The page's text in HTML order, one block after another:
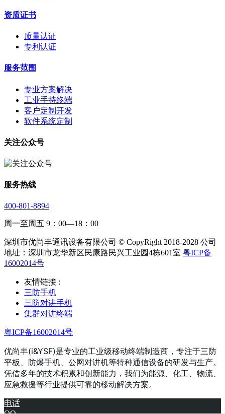
资质证书
质量认证
专利认证
服务范围
专业方案解决
工业手持终端
客户定制开发
软件系统定制
关注公众号
服务热线
400-801-8894
周一至周五 9：00—18：00
深圳市优尚丰通讯设备有限公司 © CopyRight 2018-2028 公司
地址：深圳市龙华新区民康路民兴工业园4栋601室 粤ICP备
16002014号
友情链接 :
三防手机
三防对讲手机
集群对讲终端
粤ICP备16002014号
优尚丰(i&YSF)是专业的工业级移动终端制造商，专注于三防
平板、防爆手机、公网对讲机等特种通信设备的研发与生产。
凭借多年的技术积累和创新能力，我们为能源、化工、物流、
应急救援等行业提供可靠的移动解决方案。
电话